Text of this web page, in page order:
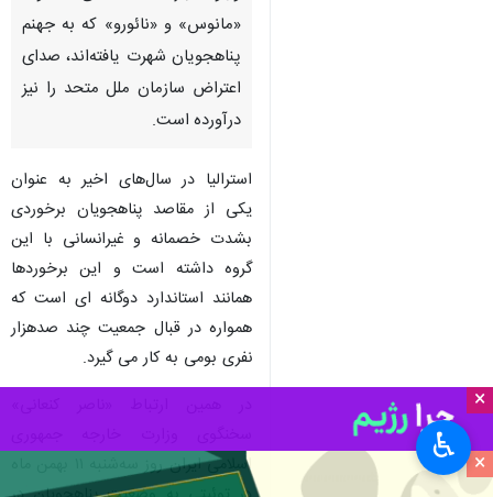
×
×
«مانوس» و «نائورو» که به جهنم
پناهجویان شهرت یافته‌اند، صدای
اعتراض سازمان ملل متحد را نیز
درآورده‌ است.
استرالیا در سال‌های اخیر به عنوان
یکی از مقاصد پناهجویان برخوردی
بشدت خصمانه و غیرانسانی با این
گروه داشته است و این برخوردها
همانند استاندارد دوگانه ای است که
همواره در قبال جمعیت چند صدهزار
نفری بومی به کار می گیرد.
♿︎